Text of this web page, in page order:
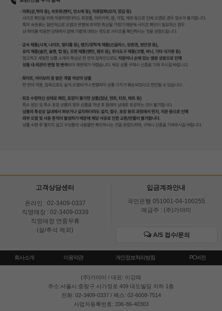
고객상담센터
온라인 : 02-3409-0337
직영매장 : 02-3409-0339
직영매장 연중무휴
(설/추석 제외)
입금계좌안내
국민은행 051001-04-100255
예금주 : (주)가야미
A/S 접수/문의
회사소개 이용약관 개인정보처리방침 PC버전
(주)가야미 / 대표: 이강래
주소:서울시 중랑구 사가정로 409 대도빌딩 지하 1층
전화: 02-3409-0337 / 팩스: 02-6008-7514
사업자등록번호: 206-86-40303